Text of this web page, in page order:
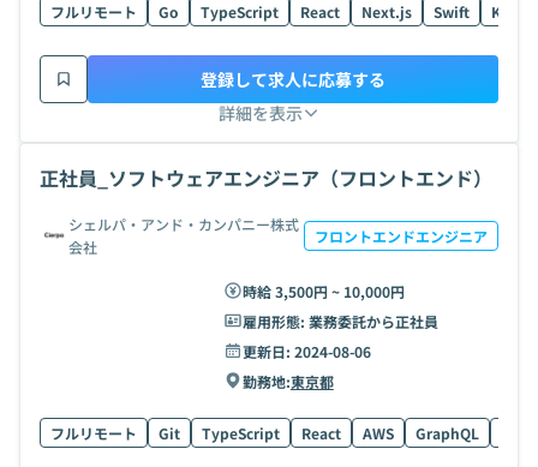
フルリモート Go TypeScript React Next.js Swift Kotlin
詳細を表示
登録して求人に応募する
正社員_ソフトウェアエンジニア（フロントエンド）
シェルパ・アンド・カンパニー株式
会社
フロントエンドエンジニア
時給 3,500円 ~ 10,000円
雇用形態: 業務委託から正社員
更新日: 2024-08-06
勤務地:東京都
フルリモート Git TypeScript React AWS GraphQL